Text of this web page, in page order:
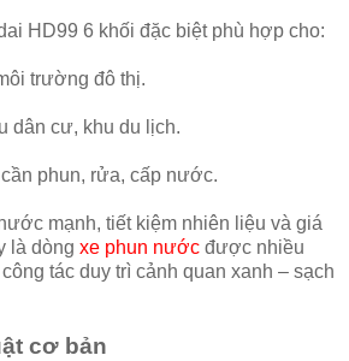
HD99 6 khối đặc biệt phù hợp cho:
trường đô thị.
dân cư, khu du lịch.
phun, rửa, cấp nước.
mạnh, tiết kiệm nhiên liệu và giá
là dòng xe phun nước được nhiều
tác duy trì cảnh quan xanh – sạch
cơ bản